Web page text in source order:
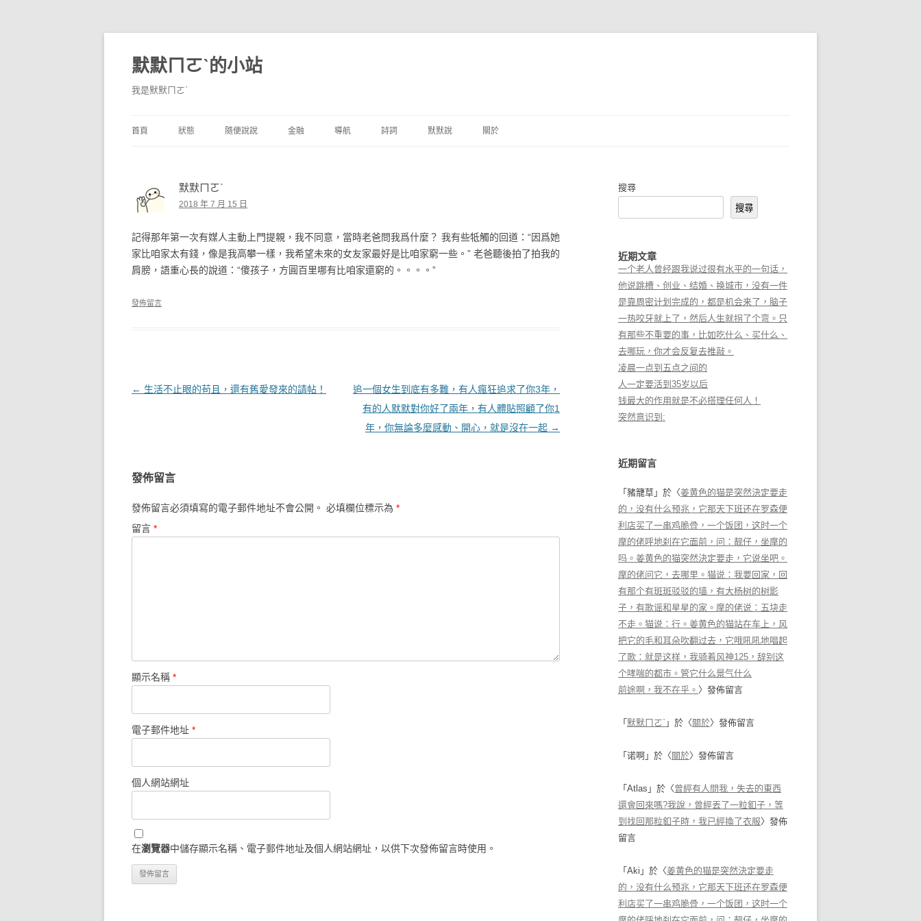
默默ㄇㄛˋ的小站
我是默默ㄇㄛˋ
首頁 狀態
獨白
隨便說說 金融
境外銀行
支付工具
導航 詩詞 默默說 關於
默默ㄇㄛˋ
2018 年 7 月 15 日
記得那年第一次有媒人主動上門提親，我不同意，當時老爸問我爲什麼？ 我有些牴觸的回道：“因爲她
家比咱家太有錢，像是我高攀一樣，我希望未來的女友家最好是比咱家窮一些。” 老爸聽後拍了拍我的
肩膀，語重心長的說道：“傻孩子，方圓百里哪有比咱家還窮的。。。。”
發佈留言
文章導覽
← 生活不止眼的苟且，還有舊愛發來的請帖！
追一個女生到底有多難，有人瘋狂追求了你3年，
有的人默默對你好了兩年，有人體貼照顧了你1
年，你無論多麼感動、開心，就是沒在一起 →
發佈留言
發佈留言必須填寫的電子郵件地址不會公開。 必填欄位標示為 *
留言 *
顯示名稱 *
電子郵件地址 *
個人網站網址
在瀏覽器中儲存顯示名稱、電子郵件地址及個人網站網址，以供下次發佈留言時使用。
搜尋
搜尋
近期文章
一个老人曾经跟我说过很有水平的一句话，
他说跳槽、创业、结婚、换城市，没有一件
是靠周密计划完成的，都是机会来了，脑子
一热咬牙就上了，然后人生就拐了个弯。只
有那些不重要的事，比如吃什么、买什么、
去哪玩，你才会反复去推敲。
凌晨一点到五点之间的
人一定要活到35岁以后
钱最大的作用就是不必搭理任何人！
突然意识到:
近期留言
「 豬籠草 」於〈姜黄色的猫是突然決定要走
的，没有什么预兆，它那天下班还在罗森便
利店买了一串鸡脆骨，一个饭团，这时一个
摩的佬呼地刹在它面前，问：靓仔，坐摩的
吗。姜黄色的猫突然決定要走，它说坐吧。
摩的佬问它，去哪里。猫说：我要回家，回
有那个有斑斑驳驳的墙，有大杨树的树影
子，有歌谣和星星的家。摩的佬说：五块走
不走。猫说：行。姜黄色的猫站在车上，风
把它的毛和耳朵吹翻过去，它哦吼吼地唱起
了歌：就是这样，我骑着风神125，辞别这
个哮喘的都市。管它什么景气什么
前途啊，我不在乎。 〉發佈留言
「 默默ㄇㄛˋ 」於〈 關於〉發佈留言
「 诺啊 」於〈 關於〉發佈留言
「 Atlas 」於〈曾經有人問我，失去的東西
還會回來嗎?我說，曾經丟了一粒釦子，等
到找回那粒釦子時，我已經換了衣服〉發佈
留言
「 Aki 」於〈姜黄色的猫是突然決定要走
的，没有什么预兆，它那天下班还在罗森便
利店买了一串鸡脆骨，一个饭团，这时一个